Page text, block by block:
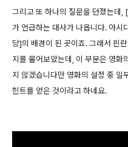
그리고 또 하나의 질문을 던졌는데,
가 언급하는 대사가 나옵니다. 아시
당]의 배경이 된 곳이죠. 그래서 핀
지를 물어보았는데, 이 부분은 영화
지 않겠습니다만 영화의 설정 중 일
힌트를 얻은 것이라고 하네요.